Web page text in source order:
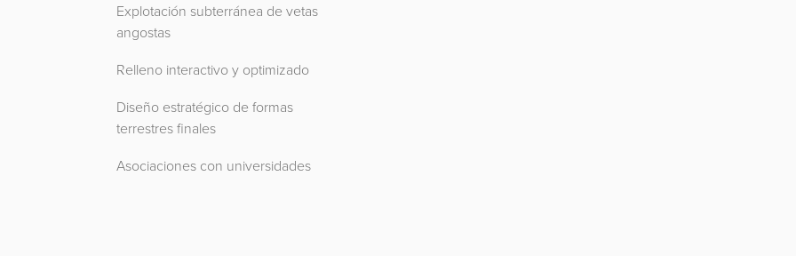
Explotación subterránea de vetas
angostas
Relleno interactivo y optimizado
Diseño estratégico de formas
terrestres finales
Asociaciones con universidades